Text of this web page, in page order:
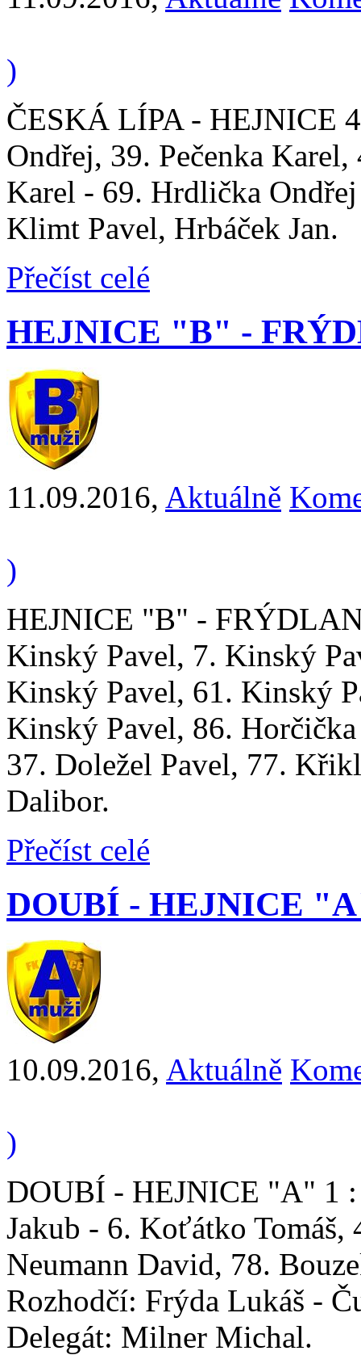
)
ČESKÁ LÍPA - HEJNICE
Ondřej, 39. Pečenka Karel,
Karel - 69. Hrdlička
Klimt Pavel, Hrbáček Jan.
Přečíst celé
HEJNICE "B" -
11.09.2016, Aktuálně
)
HEJNICE "B" -
Kinský Pavel, 7. Kinský
Kinský Pavel, 61. Kinský
Kinský Pavel, 86.
37. Doležel Pavel, 77.
Dalibor.
Přečíst celé
DOUBÍ - HEJNICE
10.09.2016, Aktuálně
)
DOUBÍ - HEJNICE "A" 1
Jakub - 6. Koťátko Tomáš,
Neumann David, 78.
Rozhodčí: Frýda Lukáš -
Delegát: Milner Michal.